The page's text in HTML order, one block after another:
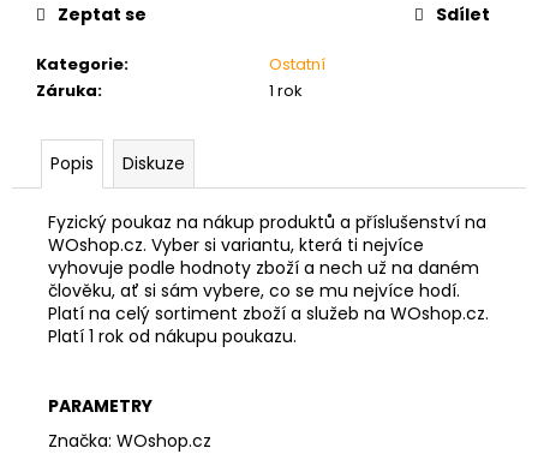
Kategorie:
Ostatní
Záruka: 1 rok
Zeptat se Sdílet
Popis Diskuze
Fyzický poukaz na nákup produktů a příslušenství na
WOshop.cz. Vyber si variantu, která ti nejvíce
vyhovuje podle hodnoty zboží a nech už na daném
člověku, ať si sám vybere, co se mu nejvíce hodí.
Platí na celý sortiment zboží a služeb na WOshop.cz.
Platí 1 rok od nákupu poukazu.
PARAMETRY
Značka: WOshop.cz
č
u
e
BRADLA
DIP
BASIC
120CM
ČERNÉ
999